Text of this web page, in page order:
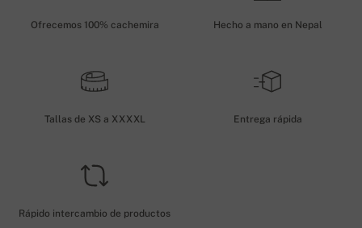
Ofrecemos 100% cachemira Hecho a mano en Nepal
Tallas de XS a XXXXL Entrega rápida
Rápido intercambio de productos